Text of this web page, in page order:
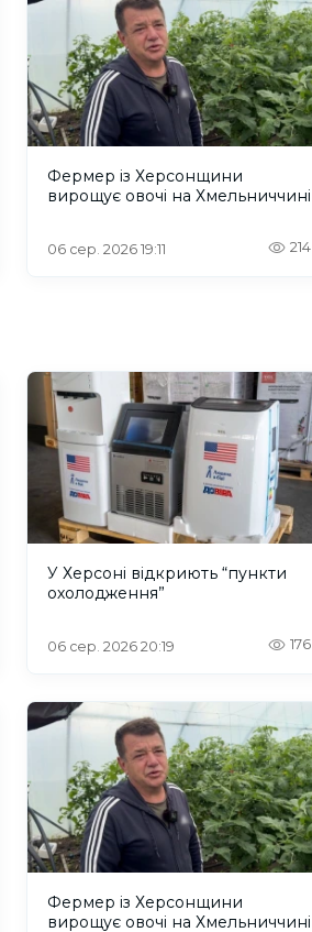
Фермер із Херсонщини
вирощує овочі на Хмельниччині
06 сер. 2026 19:11 214
У Херсоні відкриють “пункти
охолодження”
06 сер. 2026 20:19 176
Фермер із Херсонщини
вирощує овочі на Хмельниччині